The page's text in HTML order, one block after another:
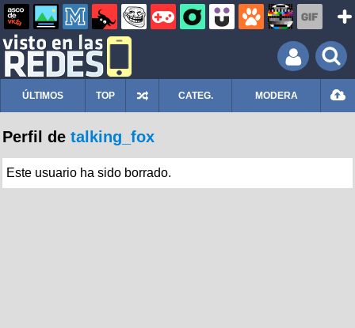
ÚLTIMOS TOP CATEG. MODERA
Perfil de talking_fox
Este usuario ha sido borrado.